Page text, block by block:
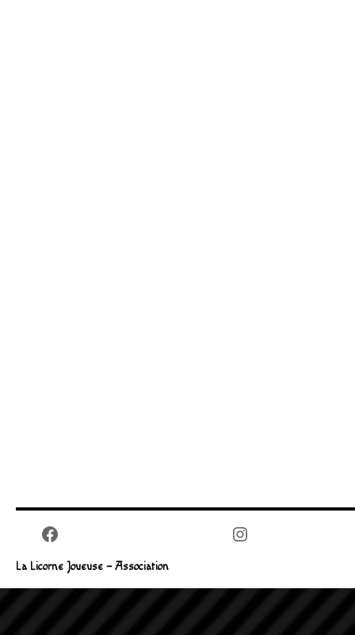
Facebook Instagram
La Licorne Joueuse – Association